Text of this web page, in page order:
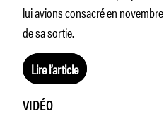
lui avions consacré en
de sa sortie.
Lire l’article
VIDÉO